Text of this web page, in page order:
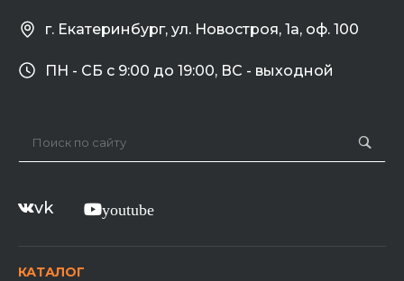
г. Екатеринбург, ул. Новостроя, 1а, оф. 100
ПН - СБ с 9:00 до 19:00, ВС - выходной
vk youtube
КАТАЛОГ